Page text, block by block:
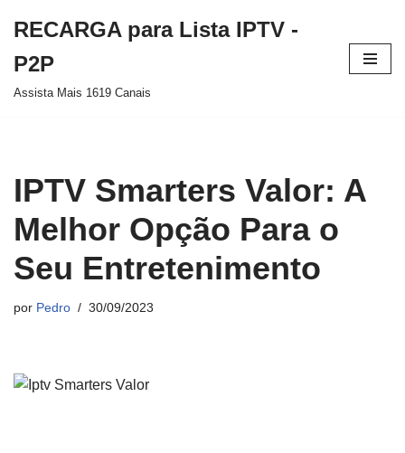
para
o
RECARGA para Lista IPTV -
P2P
Assista Mais 1619 Canais
IPTV Smarters Valor: A
Melhor Opção Para o
Seu Entretenimento
por Pedro 30/09/2023